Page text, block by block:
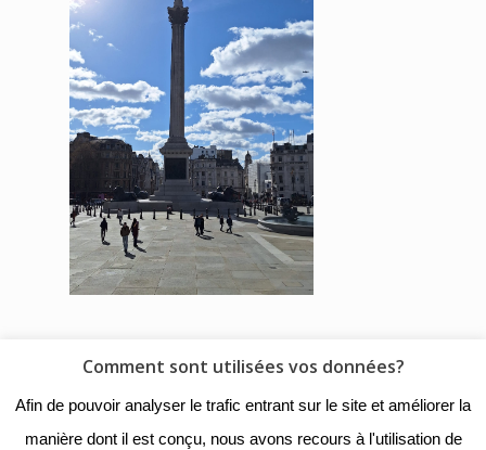
© 2018 - Collège Henri de
Navarre |Mentions légales|
Comment sont utilisées vos données?
Afin de pouvoir analyser le trafic entrant sur le site et améliorer la
manière dont il est conçu, nous avons recours à l'utilisation de